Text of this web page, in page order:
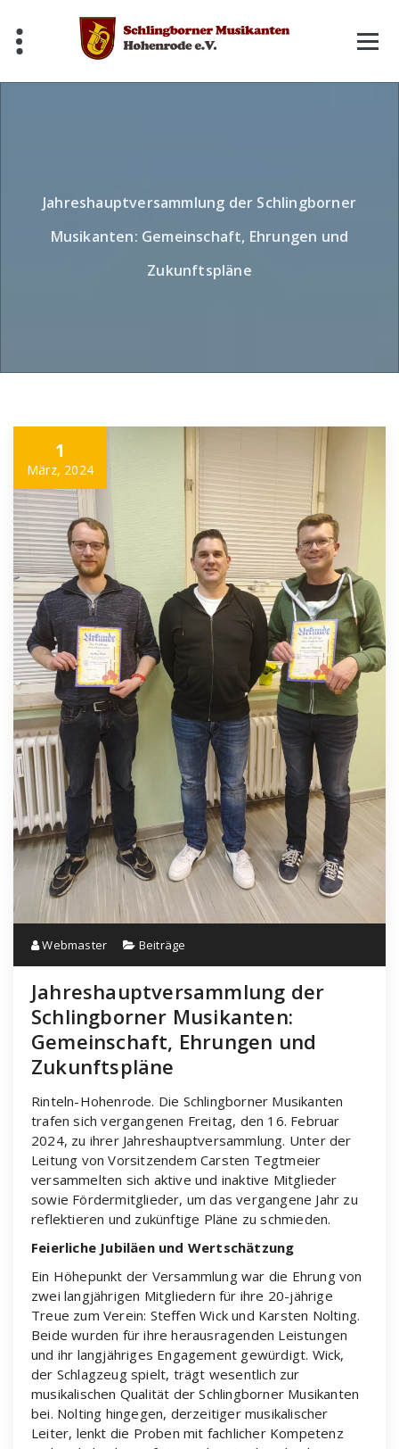
content
Jahreshauptversammlung der Schlingborner
Musikanten: Gemeinschaft, Ehrungen und
Zukunftspläne
1
März, 2024
Webmaster Beiträge
Jahreshauptversammlung der
Schlingborner Musikanten:
Gemeinschaft, Ehrungen und
Zukunftspläne
Rinteln-Hohenrode. Die Schlingborner Musikanten
trafen sich vergangenen Freitag, den 16. Februar
2024, zu ihrer Jahreshauptversammlung. Unter der
Leitung von Vorsitzendem Carsten Tegtmeier
versammelten sich aktive und inaktive Mitglieder
sowie Fördermitglieder, um das vergangene Jahr zu
reflektieren und zukünftige Pläne zu schmieden.
Feierliche Jubiläen und Wertschätzung
Ein Höhepunkt der Versammlung war die Ehrung von
zwei langjährigen Mitgliedern für ihre 20-jährige
Treue zum Verein: Steffen Wick und Karsten Nolting.
Beide wurden für ihre herausragenden Leistungen
und ihr langjähriges Engagement gewürdigt. Wick,
der Schlagzeug spielt, trägt wesentlich zur
musikalischen Qualität der Schlingborner Musikanten
bei. Nolting hingegen, derzeitiger musikalischer
Leiter, lenkt die Proben mit fachlicher Kompetenz